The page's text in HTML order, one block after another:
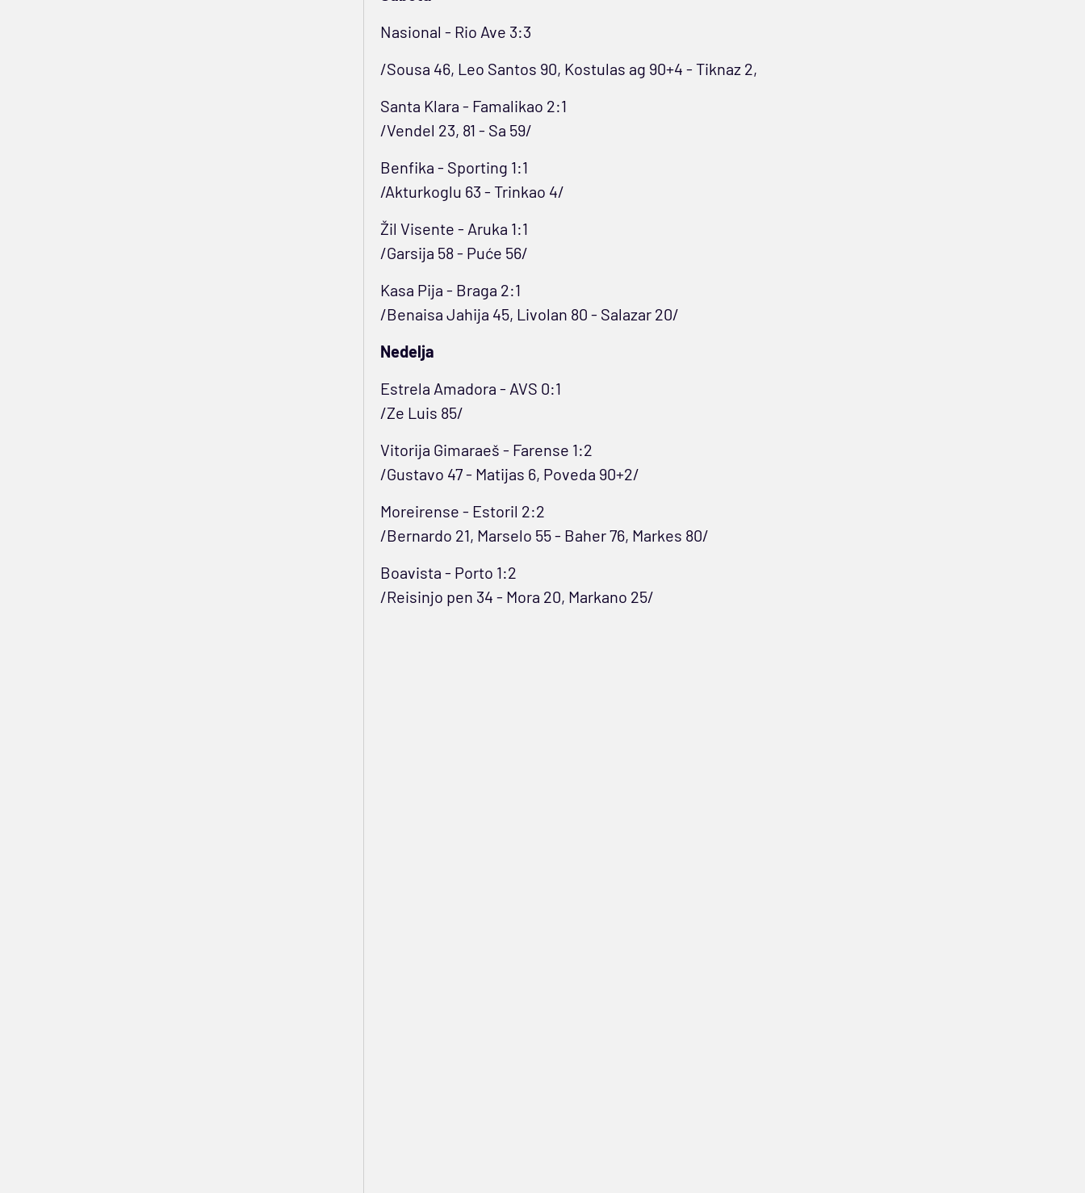
Nasional - Rio Ave 3:3
/Sousa 46, Leo Santos 90, Kostulas ag 90+4 - Tiknaz 2,
Santa Klara - Famalikao 2:1
/Vendel 23, 81 - Sa 59/
Benfika - Sporting 1:1
/Akturkoglu 63 - Trinkao 4/
Žil Visente - Aruka 1:1
/Garsija 58 - Puće 56/
Kasa Pija - Braga 2:1
/Benaisa Jahija 45, Livolan 80 - Salazar 20/
Nedelja
Estrela Amadora - AVS 0:1
/Ze Luis 85/
Vitorija Gimaraeš - Farense 1:2
/Gustavo 47 - Matijas 6, Poveda 90+2/
Moreirense - Estoril 2:2
/Bernardo 21, Marselo 55 - Baher 76, Markes 80/
Boavista - Porto 1:2
/Reisinjo pen 34 - Mora 20, Markano 25/